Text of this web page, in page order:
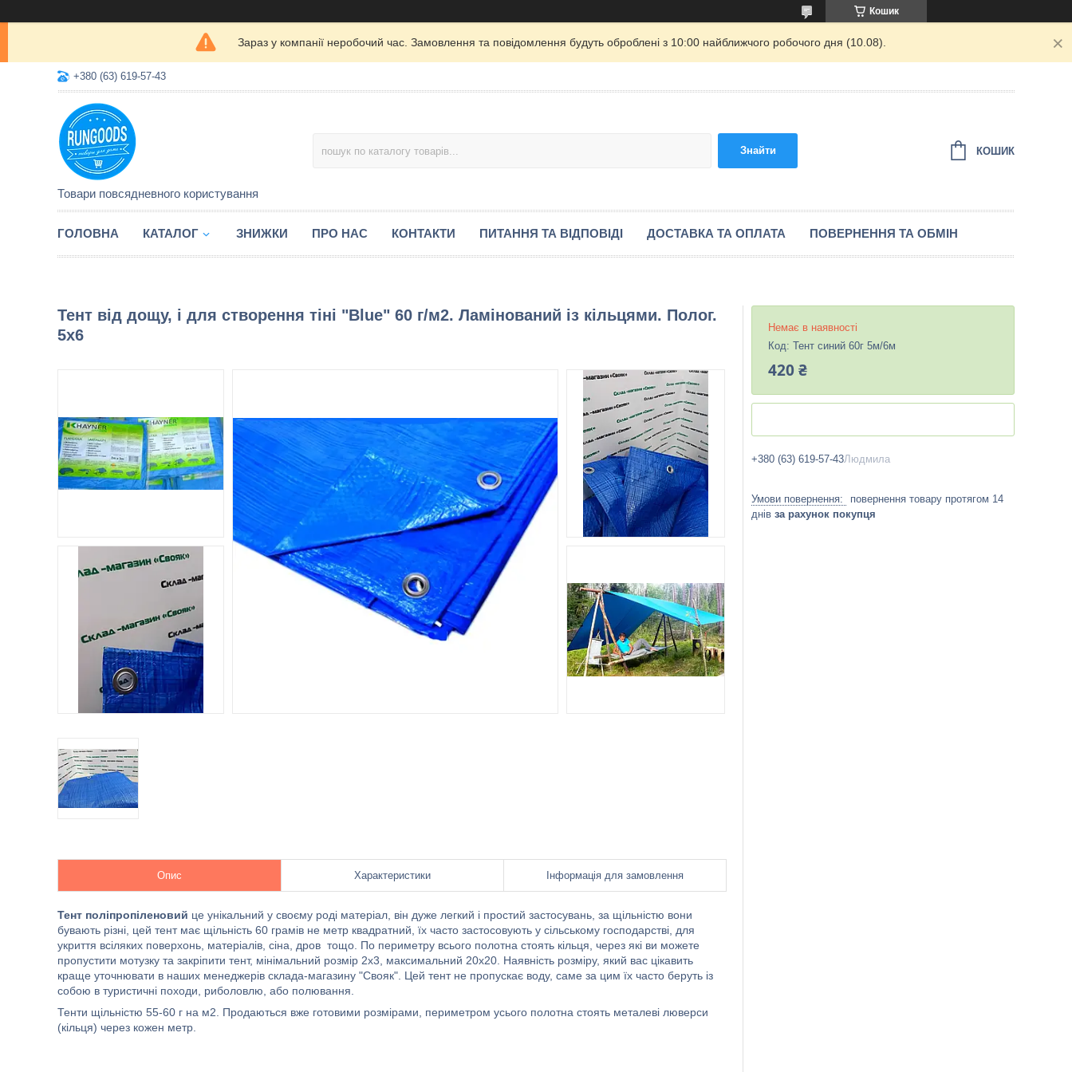
Кошик
Зараз у компанії неробочий час. Замовлення та повідомлення будуть оброблені з 10:00 найближчого робочого дня (10.08).
+380 (63) 619-57-43
Товари повсядневного користування
Знайти КОШИК
ГОЛОВНА КАТАЛОГ ЗНИЖКИ ПРО НАС КОНТАКТИ ПИТАННЯ ТА ВІДПОВІДІ ДОСТАВКА ТА ОПЛАТА ПОВЕРНЕННЯ ТА ОБМІН
Тент від дощу, і для створення тіні "Blue" 60 г/м2. Ламінований із кільцями. Полог.
5х6
Опис Характеристики Інформація для замовлення
Тент поліпропіленовий це унікальний у своєму роді матеріал, він дуже легкий і простий застосувань, за щільністю вони
бувають різні, цей тент має щільність 60 грамів не метр квадратний, їх часто застосовують у сільському господарстві, для
укриття всіляких поверхонь, матеріалів, сіна, дров тощо. По периметру всього полотна стоять кільця, через які ви можете
пропустити мотузку та закріпити тент, мінімальний розмір 2х3, максимальний 20х20. Наявність розміру, який вас цікавить
краще уточнювати в наших менеджерів склада-магазину "Свояк". Цей тент не пропускає воду, саме за цим їх часто беруть із
собою в туристичні походи, риболовлю, або полювання.
Тенти щільністю 55-60 г на м2. Продаються вже готовими розмірами, периметром усього полотна стоять металеві люверси
(кільця) через кожен метр.
Немає в наявності
Код: Тент синий 60г 5м/6м
420 ₴
+380 (63) 619-57-43Людмила
повернення товару протягом 14
днів за рахунок покупця